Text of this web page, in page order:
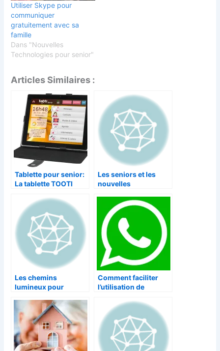
Utiliser Skype pour
communiquer
gratuitement avec sa
famille
Dans "Nouvelles
Technologies pour senior"
Articles Similaires :
Tablette pour senior:
La tablette TOOTI
Les seniors et les
nouvelles
Les chemins
lumineux pour
âgées
Comment faciliter
l’utilisation de
seniors?